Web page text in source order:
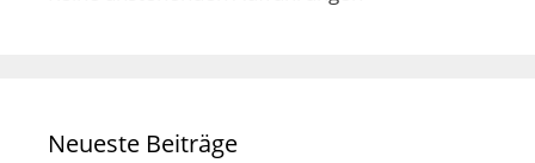
Neueste Beiträge